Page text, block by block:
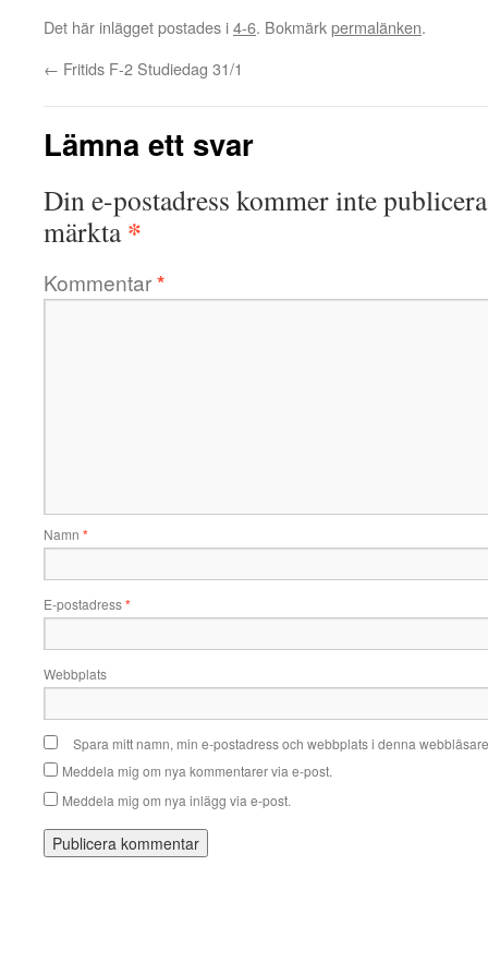
Det här inlägget postades i4-6. Bokmärkpermalänken.
← Fritids F-2 Studiedag 31/1
Lämna ett svar
Din e-postadress kommer inte
märkta*
Kommentar*
Namn *
E-postadress*
Webbplats
Spara mitt namn, min e-postadress och webbplats i denna
Meddela mig om nya kommentarer via e-post.
Meddela mig om nya inlägg via e-post.